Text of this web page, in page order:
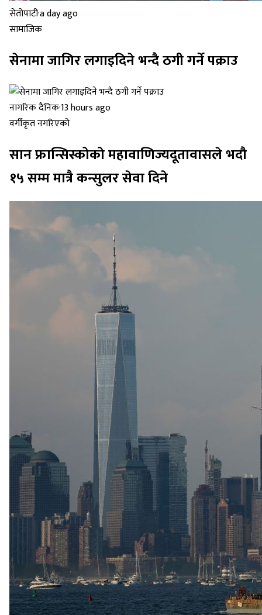
सेतोपाटी·a day ago
सामाजिक
सेनामा जागिर लगाइदिने भन्दै ठगी गर्ने पक्राउ
नागरिक दैनिक·13 hours ago
वर्गीकृत नगरिएको
सान फ्रान्सिस्कोको महावाणिज्यदूतावासले भदौ
१५ सम्म मात्रै कन्सुलर सेवा दिने